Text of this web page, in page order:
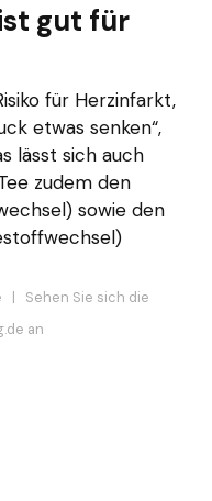
gut für
für Herzinfarkt,
etwas senken“,
lässt sich auch
zudem den
sowie den
| Sehen Sie sich die
an